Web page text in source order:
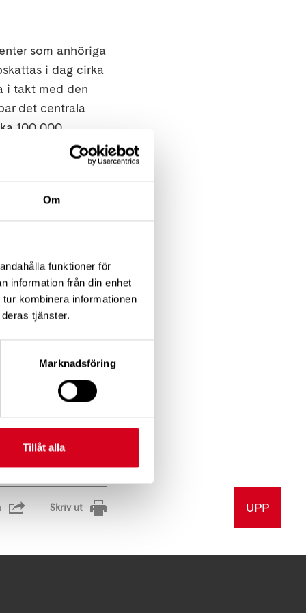
Om
funktioner för
information från din enhet
kombinera informationen
tjänster.
Marknadsföring
Tillåt alla
som anhöriga
i dag cirka
i takt med den
det centrala
100 000
(ALS),
Skriv ut UPP